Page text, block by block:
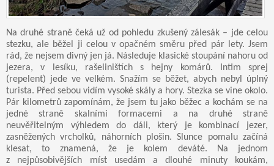
Na druhé straně čeká už od pohledu zkušený zálesák – jde celou
stezku, ale běžel ji celou v opačném směru před pár lety. Jsem
rád, že nejsem divný jen já. Následuje klasické stoupání nahoru od
jezera, v lesíku, rašeliništích s hejny komárů. Intim sprej
(repelent) jede ve velkém. Snažím se běžet, abych nebyl úplný
turista. Před sebou vidím vysoké skály a hory. Stezka se vine okolo.
Pár kilometrů zapomínám, že jsem tu jako běžec a kochám se na
jedné straně skalními formacemi a na druhé straně
neuvěřitelným výhledem do dáli, který je kombinací jezer,
zasněžených vrcholků, náhorních plošin. Slunce pomalu začíná
klesat, to znamená, že je kolem deváté. Na jednom
z nejpůsobivějších míst usedám a dlouhé minuty koukám,